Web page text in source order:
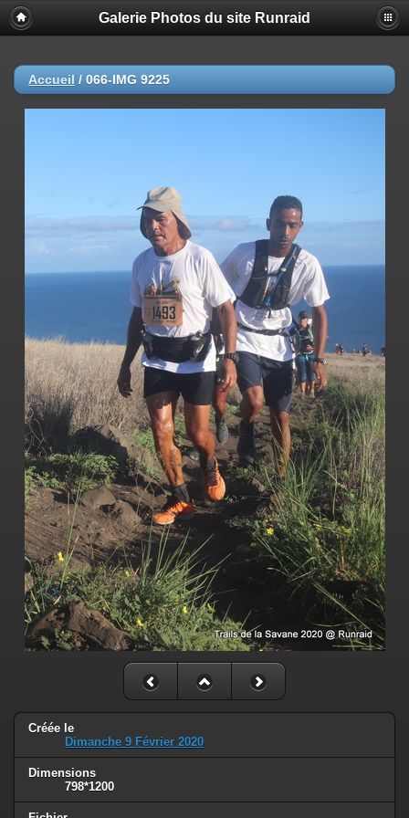
Galerie Photos du site Runraid
Accueil / 066-IMG 9225
Créée le
Dimanche 9 Février 2020
Dimensions
798*1200